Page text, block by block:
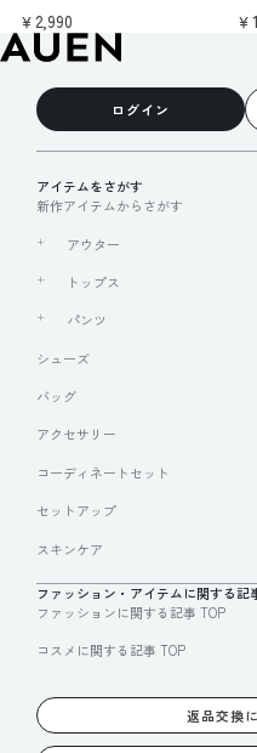
￥2,990
￥
ログイン
アイテムをさがす
新作アイテムからさがす
アウター
トップス
パンツ
シューズ
バッグ
アクセサリー
コーディネートセット
セットアップ
スキンケア
ファッション・アイテムに関する記
ファッションに関する記事 TOP
コスメに関する記事 TOP
返品交換